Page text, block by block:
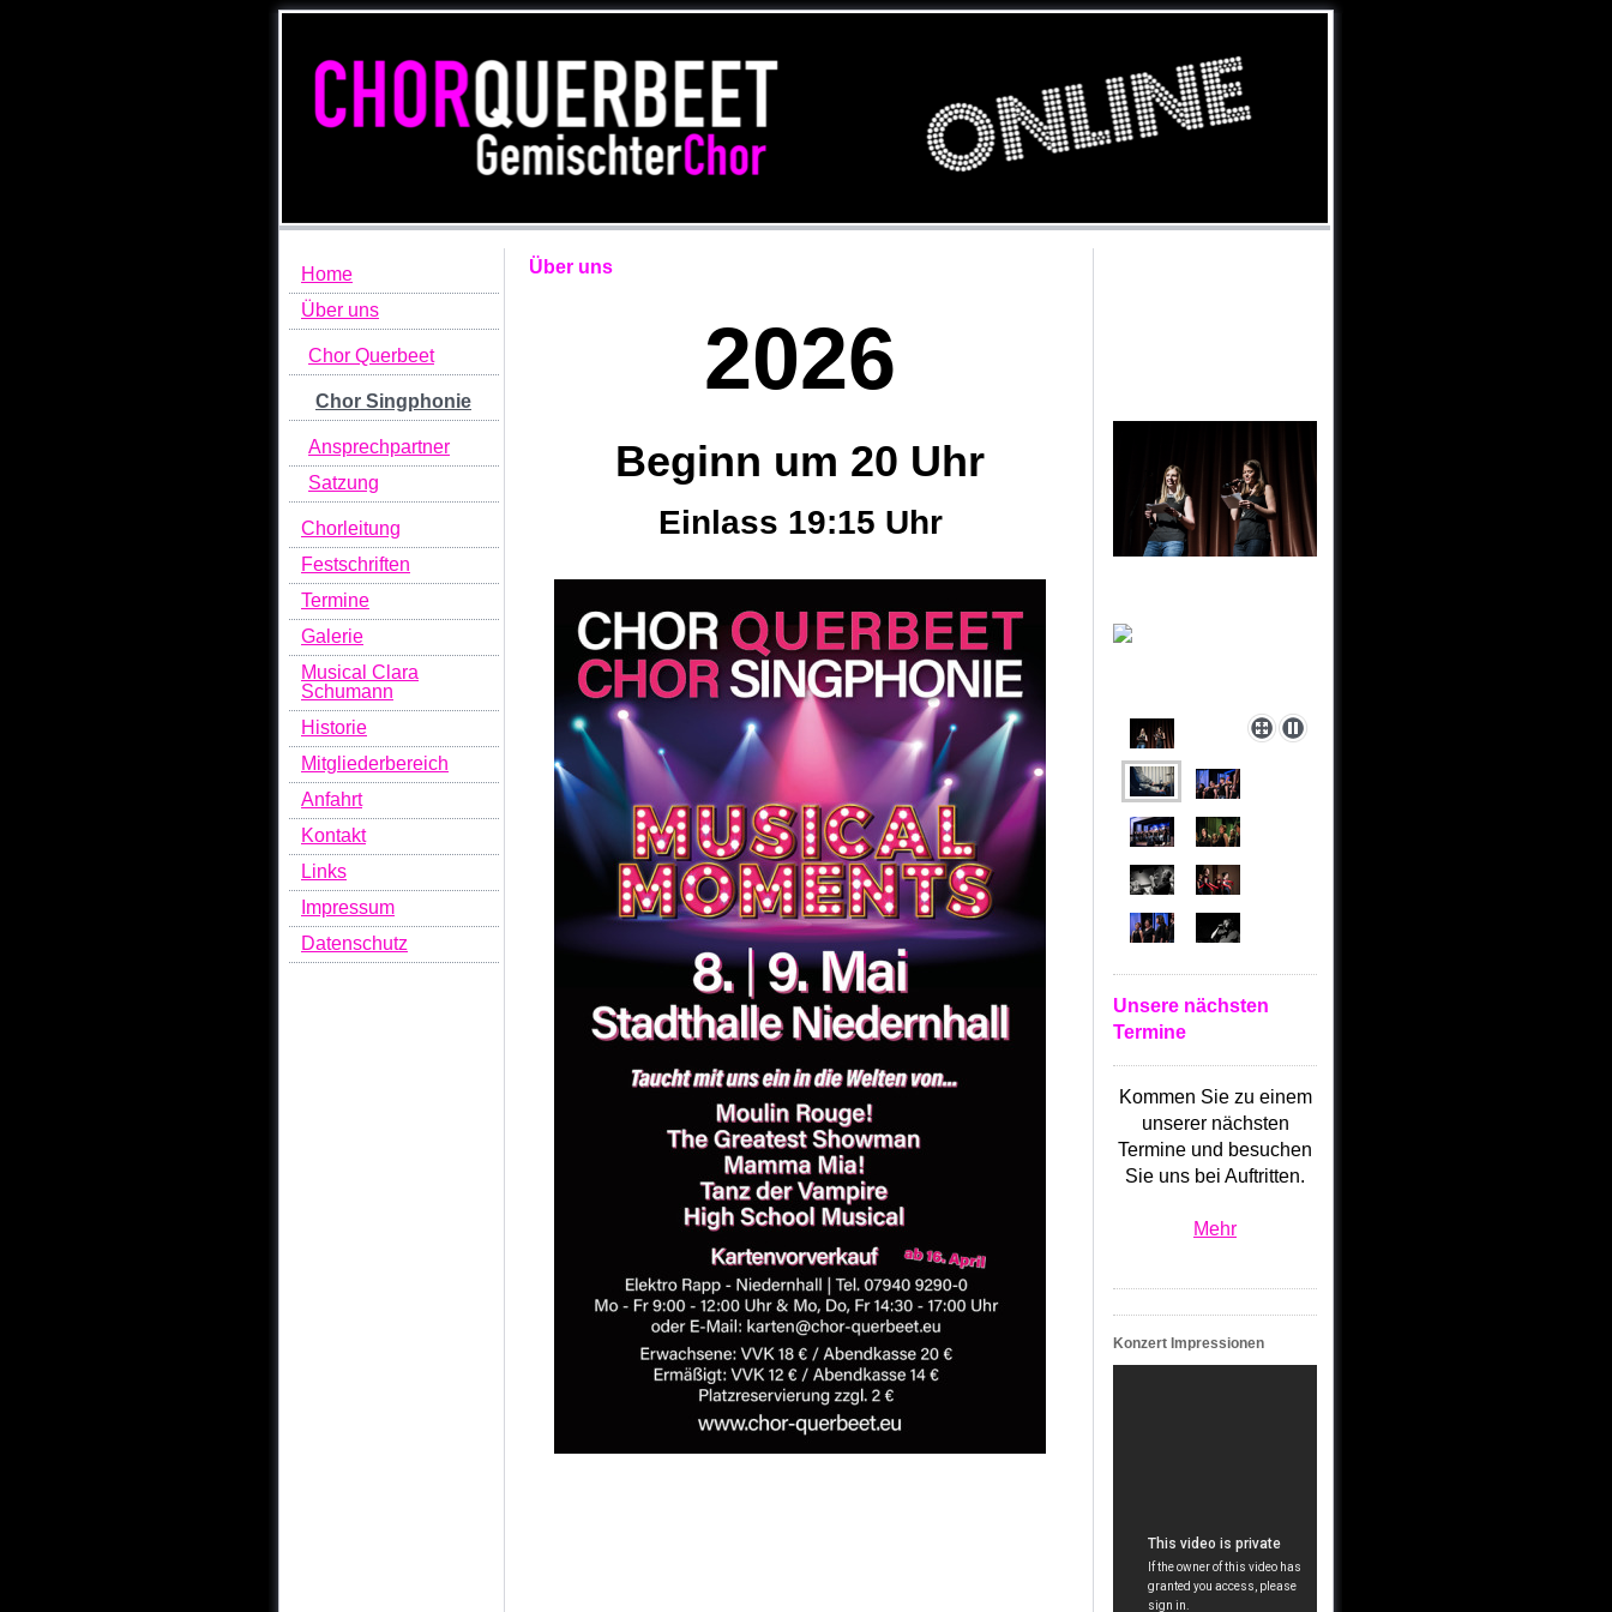
Home
Über uns
Chor Querbeet
Chor Singphonie
Ansprechpartner
Satzung
Chorleitung
Festschriften
Termine
Galerie
Musical Clara
Schumann
Historie
Mitgliederbereich
Anfahrt
Kontakt
Links
Impressum
Datenschutz
Über uns
2026
Beginn um 20 Uhr
Einlass 19:15 Uhr
Unsere nächsten
Termine
Kommen Sie zu einem
unserer nächsten
Termine und besuchen
Sie uns bei Auftritten.
Mehr
Konzert Impressionen